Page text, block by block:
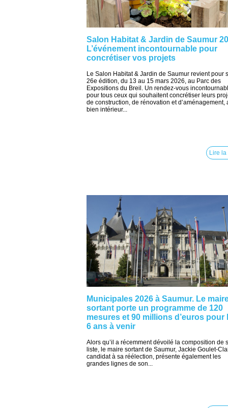
Salon Habitat & Jardin de Saumur
L’événement incontournable pour
concrétiser vos projets
Le Salon Habitat & Jardin de Saumur revient pour
26e édition, du 13 au 15 mars 2026, au Parc des
Expositions du Breil. Un rendez-vous
pour tous ceux qui souhaitent concrétiser leurs
de construction, de rénovation et d’aménagement,
bien intérieur...
Lire la
Municipales 2026 à Saumur. Le
sortant porte un programme de 120
mesures et 90 millions d’euros pour
6 ans à venir
Alors qu’il a récemment dévoilé la composition de
liste, le maire sortant de Saumur, Jackie Goulet-
candidat à sa réélection, présente également les
grandes lignes de son...